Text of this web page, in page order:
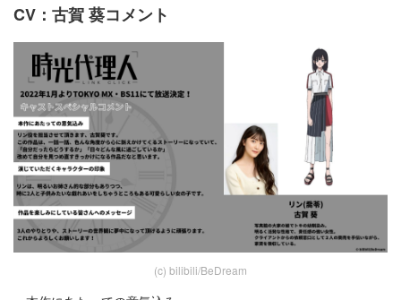
CV：古賀 葵コメント
(c) bilibili/BeDream